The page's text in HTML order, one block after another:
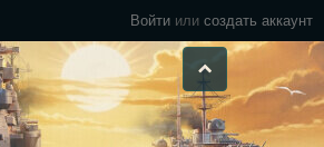
Войти или создать аккаунт